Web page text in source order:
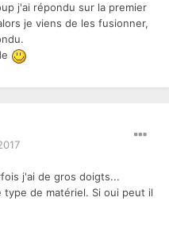
j'ai répondu sur la premier
je viens de les fusionner,
j'ai de gros doigts...
de matériel. Si oui peut il